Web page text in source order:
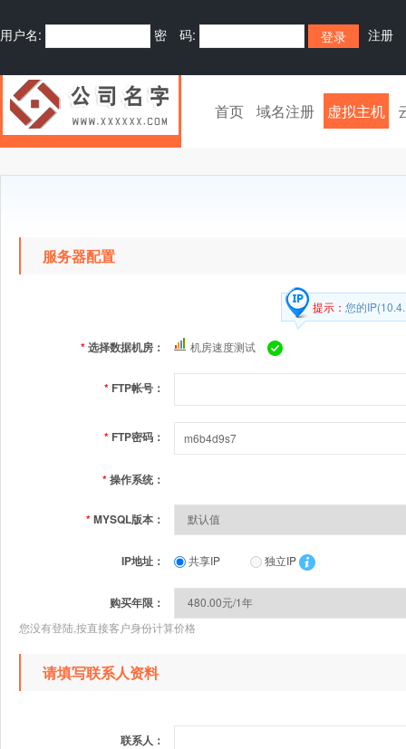
用户名: 密 码: 注册
首页 域名注册 虚拟主机
服务器配置
提示： 您的
*选择数据机房： 机房速度测试
* FTP帐号：
* FTP密码：
*操作系统：
*MYSQL版本：
IP地址： 共享IP 独立IP
购买年限：
您没有登陆,按直接客户身份计算价格
请填写联系人资料
联系人：